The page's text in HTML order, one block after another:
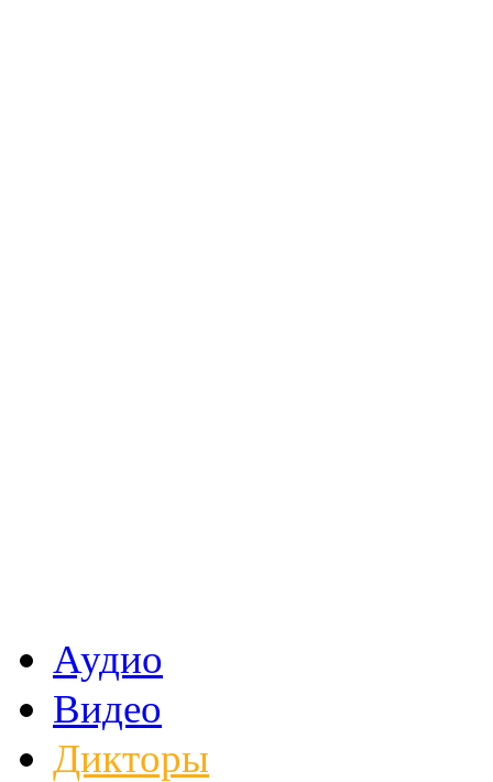
Аудио
Видео
Дикторы